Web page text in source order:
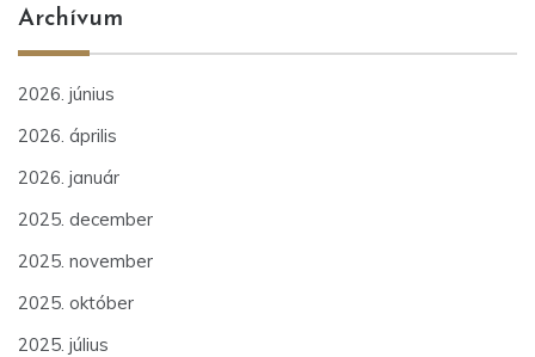
Archívum
2026. június
2026. április
2026. január
2025. december
2025. november
2025. október
2025. július